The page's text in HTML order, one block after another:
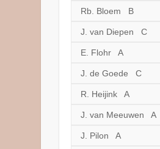
Rb. Bloem B
J. van Diepen C
E. Flohr A
J. de Goede C
R. Heijink A
J. van Meeuwen A
J. Pilon A